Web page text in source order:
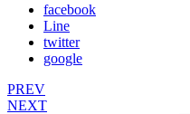
facebook
Line
twitter
google
PREV
NEXT